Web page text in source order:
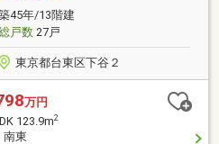
ローリング全面貼替・ハウスク
45年/13階建
戸数27戸
東京都台東区下谷２
万円
123.9m2
東